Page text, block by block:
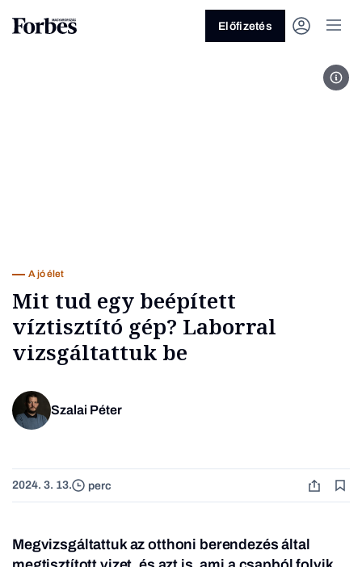
Előfizetés
A jó élet
Mit tud egy beépített
víztisztító gép? Laborral
vizsgáltattuk be
Szalai Péter
2024. 3. 13. perc
Megvizsgáltattuk az otthoni berendezés által